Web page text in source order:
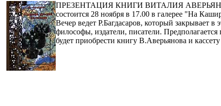
ПРЕЗЕНТАЦИЯ КНИГИ ВИТАЛИЯ
состоится 28 ноября в 17.00 в галерее "На
Вечер ведет Р.Багдасаров, который
философы, издатели, писатели.
будет приобрести книгу В.Аверьянова и